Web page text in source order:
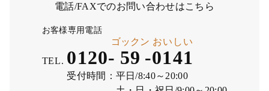
電話/FAXでのお問い合わせはこちら
お客様専用電話
TEL. 0120- 59
ゴックン
-0141
おいしい
受付時間： 平日/8:40～20:00